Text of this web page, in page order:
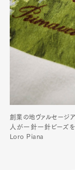
創業の地ヴァルセージ
人が一針一針ビーズ
Loro Piana